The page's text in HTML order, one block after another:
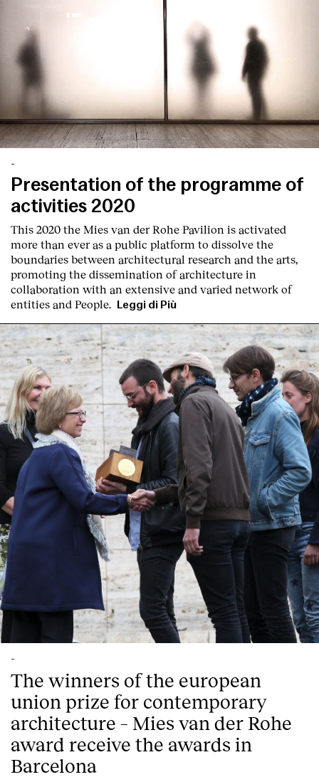
-
Presentation of the programme of
activities 2020
This 2020 the Mies van der Rohe Pavilion is activated
more than ever as a public platform to dissolve the
boundaries between architectural research and the arts,
promoting the dissemination of architecture in
collaboration with an extensive and varied network of
entities and People.
Leggi di Più
-
The winners of the european
union prize for contemporary
architecture – Mies van der Rohe
award receive the awards in
Barcelona